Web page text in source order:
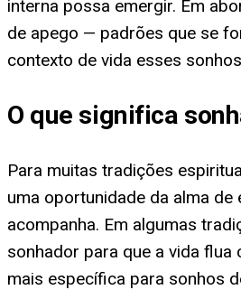
interna possa emergir. Em
de apego — padrões que se
contexto de vida esses
O que significa
Para muitas tradições
uma oportunidade da alma
acompanha. Em algumas
sonhador para que a vida
mais específica para sonhos